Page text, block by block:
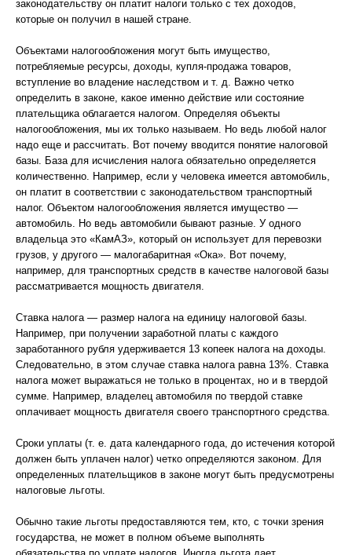
законодательству он платит налоги только с тех доходов,
которые он получил в нашей стране.
Объектами налогообложения могут быть имущество,
потребляемые ресурсы, доходы, купля-продажа товаров,
вступление во владение наследством и т. д. Важно четко
определить в законе, какое именно действие или состояние
плательщика облагается налогом. Определяя объекты
налогообложения, мы их только называем. Но ведь любой налог
надо еще и рассчитать. Вот почему вводится понятие налоговой
базы. База для исчисления налога обязательно определяется
количественно. Например, если у человека имеется автомобиль,
он платит в соответствии с законодательством транспортный
налог. Объектом налогообложения является имущество —
автомобиль. Но ведь автомобили бывают разные. У одного
владельца это «КамАЗ», который он использует для перевозки
грузов, у другого — малогабаритная «Ока». Вот почему,
например, для транспортных средств в качестве налоговой базы
рассматривается мощность двигателя.
Ставка налога — размер налога на единицу налоговой базы.
Например, при получении заработной платы с каждого
заработанного рубля удерживается 13 копеек налога на доходы.
Следовательно, в этом случае ставка налога равна 13%. Ставка
налога может выражаться не только в процентах, но и в твердой
сумме. Например, владелец автомобиля по твердой ставке
оплачивает мощность двигателя своего транспортного средства.
Сроки уплаты (т. е. дата календарного года, до истечения которой
должен быть уплачен налог) четко определяются законом. Для
определенных плательщиков в законе могут быть предусмотрены
налоговые льготы.
Обычно такие льготы предоставляются тем, кто, с точки зрения
государства, не может в полном объеме выполнять